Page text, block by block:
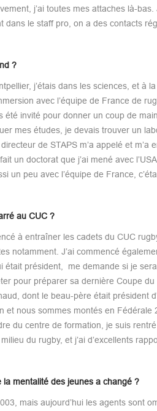
j’ai toutes mes attaches là-
dans le staff pro, on a des contacts
?
j’étais dans les sciences, et à
avec l’équipe de France de
été invité pour donner un coup de
mes études, je devais trouver un
de STAPS m’a appelé et m’a
un doctorat que j’ai mené avec
un peu avec l’équipe de France,
au CUC ?
à entraîner les cadets du CUC
notamment. J’ai commencé
était président, me demande si je
pour préparer sa dernière Coupe
dont le beau-père était président
et nous sommes montés en
du centre de formation, je suis
du rugby, et j’ai d’excellents
la mentalité des jeunes a changé ?
mais aujourd’hui les agents sont